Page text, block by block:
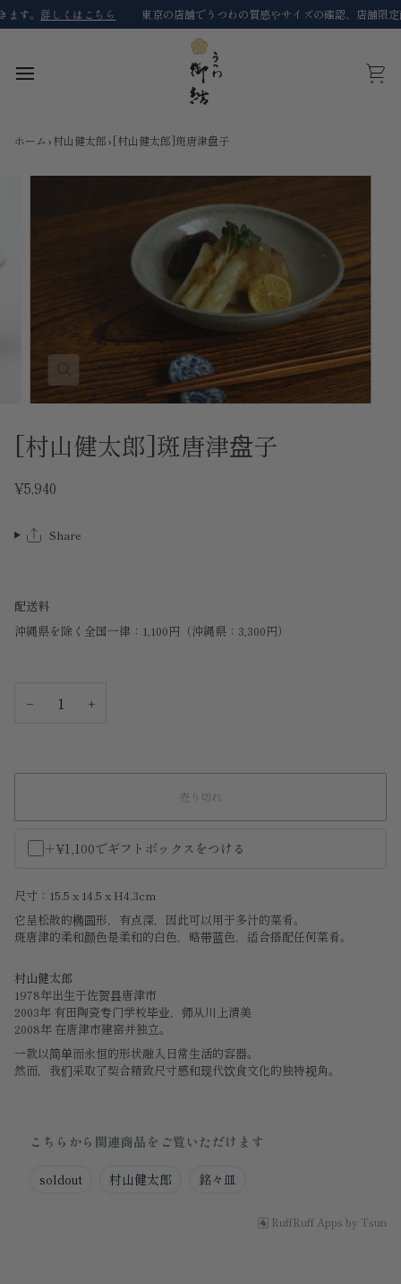
コ
ン
。 詳しくはこちら 東京の店舗でうつわの質感やサイズの確認、店舗限定商
カ
ホーム ›村山健太郎›[村山健太郎]斑唐津盘子
[村山健太郎]斑唐津盘子
¥5,940
Share
配送料
沖縄県を除く全国一律：1,100円（沖縄県：3,300円）
− +
売り切れ
＋¥1,100でギフトボックスをつける
尺寸：15.5 x 14.5 x H4.3cm
它呈松散的椭圆形，有点深，因此可以用于多汁的菜肴。
斑唐津的柔和颜色是柔和的白色，略带蓝色，适合搭配任何菜肴。
村山健太郎
1978年出生于佐贺县唐津市
2003年 有田陶瓷专门学校毕业，师从川上清美
2008年 在唐津市建窑并独立。
一款以简单而永恒的形状融入日常生活的容器。
然而，我们采取了契合精致尺寸感和现代饮食文化的独特视角。
こちらから関連商品をご覧いただけます
soldout 村山健太郎 銘々皿
RuffRuff Apps by Tsun